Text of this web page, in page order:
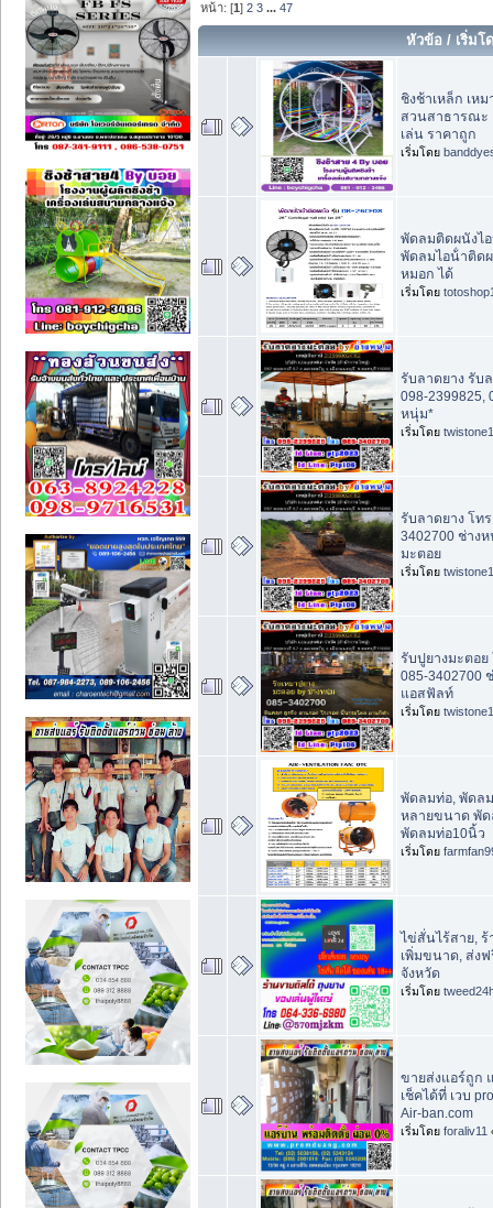
หน้า: [1]2 3 ...47
หัวข้อ / เริ่มโ
ชิงช้าเหล็ก เห
สวนสาธารณะ
เล่น ราคาถูก
เริ่มโดย
พัดลมติดผนังไ
พัดลมไอน้ําติด
หมอก ได้
เริ่มโดย
รับลาดยาง รับ
098-2399825,
หนุ่ม*
เริ่มโดย twistone1
รับลาดยาง โท
3402700 ช่าง
มะตอย
เริ่มโดย twistone1
รับปูยางมะตอย
085-3402700
แอสฟัลท์
เริ่มโดย twistone1
พัดลมท่อ, พัดล
หลายขนาด พัด
พัดลมท่อ10นิ้ว
เริ่มโดย
ไข่สั่นไร้สาย,
เพิ่มขนาด, ส่ง
จังหวัด
เริ่มโดย
ขายส่งแอร์ถูก
เช็คได้ที่ เวบ
Air-ban.com
เริ่มโดย foraliv11